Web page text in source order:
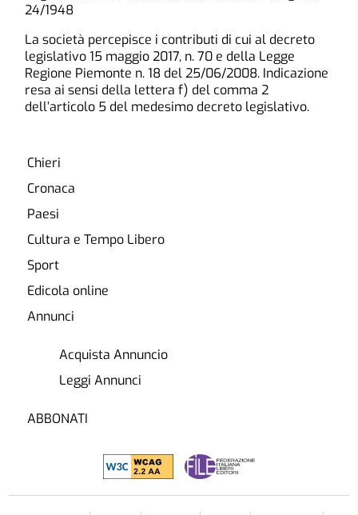
24/1948
La società percepisce i contributi di cui al decreto
legislativo 15 maggio 2017, n. 70 e della Legge
Regione Piemonte n. 18 del 25/06/2008. Indicazione
resa ai sensi della lettera f) del comma 2
dell’articolo 5 del medesimo decreto legislativo.
Chieri
Cronaca
Paesi
Cultura e Tempo Libero
Sport
Edicola online
Annunci
Acquista Annuncio
Leggi Annunci
ABBONATI